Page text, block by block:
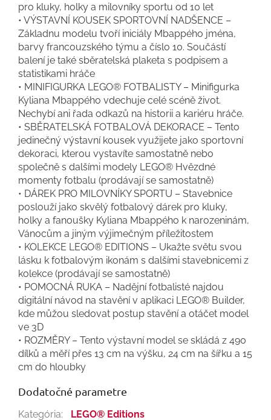
pro kluky, holky a milovníky sportu od 10 let
• VÝSTAVNÍ KOUSEK SPORTOVNÍ NADŠENCE –
Základnu modelu tvoří iniciály Mbappého jména,
barvy francouzského týmu a číslo 10. Součástí
balení je také sběratelská plaketa s podpisem a
statistikami hráče
• MINIFIGURKA LEGO® FOTBALISTY – Minifigurka
Kyliana Mbappého vdechuje celé scéně život.
Nechybí ani řada odkazů na historii a kariéru hráče.
• SBĚRATELSKÁ FOTBALOVÁ DEKORACE – Tento
jedinečný výstavní kousek využijete jako sportovní
dekoraci, kterou vystavíte samostatně nebo
společně s dalšími modely LEGO® Hvězdné
momenty fotbalu (prodávají se samostatně)
• DÁREK PRO MILOVNÍKY SPORTU – Stavebnice
poslouží jako skvělý fotbalový dárek pro kluky,
holky a fanoušky Kyliana Mbappého k narozeninám,
Vánocům a jiným výjimečným příležitostem
• KOLEKCE LEGO® EDITIONS – Ukažte světu svou
lásku k fotbalovým ikonám s dalšími stavebnicemi z
kolekce (prodávají se samostatně)
• POMOCNÁ RUKA – Nadějní fotbalisté najdou
digitální návod na stavění v aplikaci LEGO® Builder,
kde můžou sledovat postup stavění a otáčet model
ve 3D
• ROZMĚRY – Tento výstavní model se skládá z 490
dílků a měří přes 13 cm na výšku, 24 cm na šířku a 15
cm do hloubky
Dodatočné parametre
Kategória: LEGO® Editions